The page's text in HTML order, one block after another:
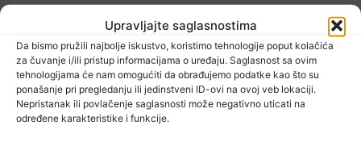
Upravljajte saglasnostima
Da bismo pružili najbolje iskustvo, koristimo tehnologije poput kolačića
za čuvanje i/ili pristup informacijama o uređaju. Saglasnost sa ovim
tehnologijama će nam omogućiti da obrađujemo podatke kao što su
ponašanje pri pregledanju ili jedinstveni ID-ovi na ovoj veb lokaciji.
Nepristanak ili povlačenje saglasnosti može negativno uticati na
određene karakteristike i funkcije.
RTVTK aplikaciju za Android telefone možete preuzeti
na Google Play trgovini: